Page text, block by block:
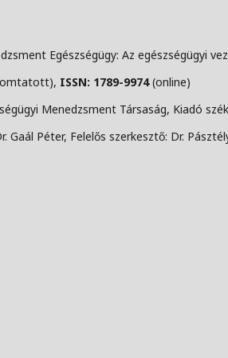
Egészségügy: Az egészségügyi
ISSN: 1789-9974(online)
Menedzsment Társaság, Kiadó
Gaál Péter, Felelős szerkesztő: Dr.